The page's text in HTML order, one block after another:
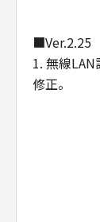
販売代理
ついて知
(3) キヤ
■Ver.2.25
1. 無線
修正。